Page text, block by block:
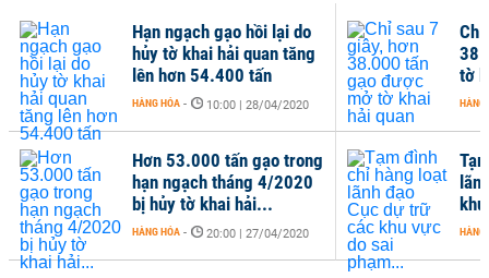
HÀNG
Hạn ngạch gạo hồi lại do
hủy tờ khai hải quan tăng
lên hơn 54.400 tấn
HÀNG HÓA - 10:00 | 28/04/2020
Hơn 53.000 tấn gạo trong
hạn ngạch tháng 4/2020
bị hủy tờ khai hải...
HÀNG HÓA - 20:00 | 27/04/2020
Chỉ
tờ
HÀNG